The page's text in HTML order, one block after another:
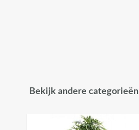
Bekijk andere categorieën